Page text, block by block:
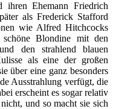
Ehemann Friedrich
als Frederick Stafford
wie Alfred Hitchcocks
Blondine mit den
den strahlend blauen
als eine der großen
über eine ganz besonders
Ausstrahlung verfügt, die
erscheint es sogar relativ
und so macht sie sich